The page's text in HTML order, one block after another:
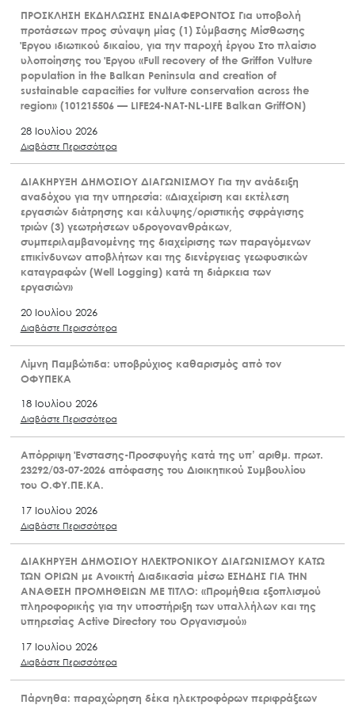
ΠΡΟΣΚΛΗΣΗ ΕΚΔΗΛΩΣΗΣ ΕΝΔΙΑΦΕΡΟΝΤΟΣ Για υποβολή
προτάσεων προς σύναψη μίας (1) Σύμβασης Μίσθωσης
Έργου ιδιωτικού δικαίου, για την παροχή έργου Στο πλαίσιο
υλοποίησης του Έργου «Full recovery of the Griffon Vulture
population in the Balkan Peninsula and creation of
sustainable capacities for vulture conservation across the
region» (101215506 — LIFE24-NAT-NL-LIFE Balkan GriffON)
28 Ιουλίου 2026
Διαβάστε Περισσότερα
ΔΙΑΚΗΡΥΞΗ ΔΗΜΟΣΙΟΥ ΔΙΑΓΩΝΙΣΜΟΥ Για την ανάδειξη
αναδόχου για την υπηρεσία: «Διαχείριση και εκτέλεση
εργασιών διάτρησης και κάλυψης/οριστικής σφράγισης
τριών (3) γεωτρήσεων υδρογονανθράκων,
συμπεριλαμβανομένης της διαχείρισης των παραγόμενων
επικίνδυνων αποβλήτων και της διενέργειας γεωφυσικών
καταγραφών (Well Logging) κατά τη διάρκεια των
εργασιών»
20 Ιουλίου 2026
Διαβάστε Περισσότερα
Λίμνη Παμβώτιδα: υποβρύχιος καθαρισμός από τον
ΟΦΥΠΕΚΑ
18 Ιουλίου 2026
Διαβάστε Περισσότερα
Απόρριψη Ένστασης-Προσφυγής κατά της υπ’ αριθμ. πρωτ.
23292/03-07-2026 απόφασης του Διοικητικού Συμβουλίου
του Ο.ΦΥ.ΠΕ.ΚΑ.
17 Ιουλίου 2026
Διαβάστε Περισσότερα
ΔΙΑΚΗΡΥΞΗ ΔΗΜΟΣΙΟΥ ΗΛΕΚΤΡΟΝΙΚΟΥ ΔΙΑΓΩΝΙΣΜΟΥ ΚΑΤΩ
ΤΩΝ ΟΡΙΩΝ με Ανοικτή Διαδικασία μέσω ΕΣΗΔΗΣ ΓΙΑ ΤΗΝ
ΑΝΑΘΕΣΗ ΠΡΟΜΗΘΕΙΩΝ ΜΕ ΤΙΤΛΟ: «Προμήθεια εξοπλισμού
πληροφορικής για την υποστήριξη των υπαλλήλων και της
υπηρεσίας Active Directory του Οργανισμού»
17 Ιουλίου 2026
Διαβάστε Περισσότερα
Πάρνηθα: παραχώρηση δέκα ηλεκτροφόρων περιφράξεων